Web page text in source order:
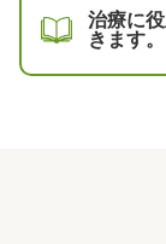
治療に
きます。